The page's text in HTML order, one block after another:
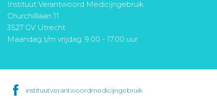
Instituut Verantwoord Medicijngebruik
Churchilllaan 11
3527 GV Utrecht
Maandag t/m vrijdag: 9.00 - 17.00 uur
instituutverantwoordmedicijngebruik